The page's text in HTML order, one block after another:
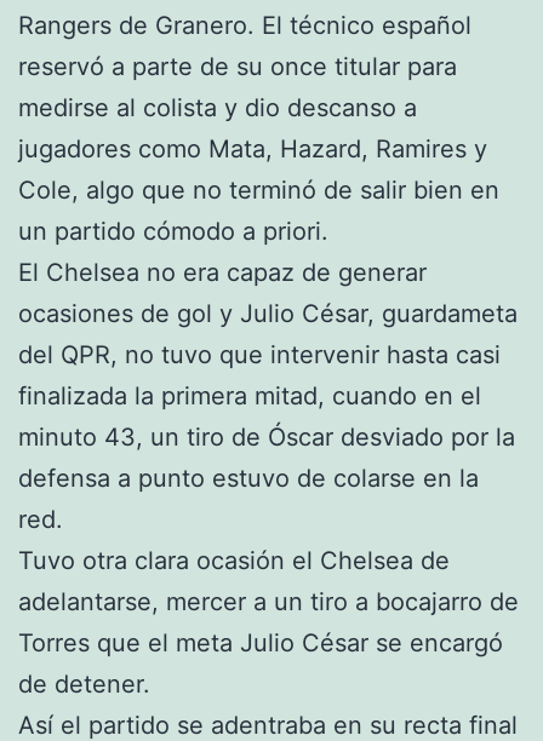
Rangers de Granero. El técnico español
reservó a parte de su once titular para
medirse al colista y dio descanso a
jugadores como Mata, Hazard, Ramires y
Cole, algo que no terminó de salir bien en
un partido cómodo a priori.
El Chelsea no era capaz de generar
ocasiones de gol y Julio César, guardameta
del QPR, no tuvo que intervenir hasta casi
finalizada la primera mitad, cuando en el
minuto 43, un tiro de Óscar desviado por la
defensa a punto estuvo de colarse en la
red.
Tuvo otra clara ocasión el Chelsea de
adelantarse, mercer a un tiro a bocajarro de
Torres que el meta Julio César se encargó
de detener.
Así el partido se adentraba en su recta final